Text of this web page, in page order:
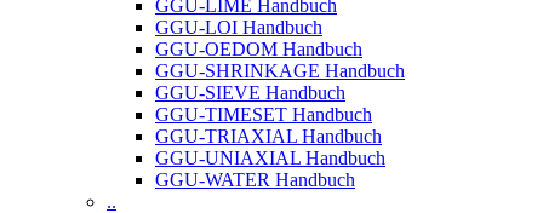
GGU-LIME Handbuch
GGU-LOI Handbuch
GGU-OEDOM Handbuch
GGU-SHRINKAGE Handbuch
GGU-SIEVE Handbuch
GGU-TIMESET Handbuch
GGU-TRIAXIAL Handbuch
GGU-UNIAXIAL Handbuch
GGU-WATER Handbuch
..